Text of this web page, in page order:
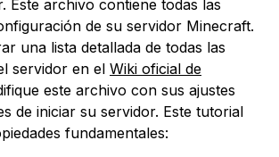
Este archivo contiene todas las
de su servidor Minecraft.
una lista detallada de todas las
servidor en el Wiki oficial de
este archivo con sus ajustes
de iniciar su servidor. Este tutorial
fundamentales: